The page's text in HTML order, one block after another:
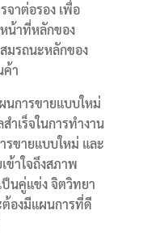
จาต่อรอง เพื่อ
น้าที่หลักของ
มรถนะหลักของ
า
นการขายแบบใหม่
ำเร็จในการทำงาน
รขายแบบใหม่ และ
ข้าใจถึงสภาพ
ป็นคู่แข่ง จิตวิทยา
องมีแผนการที่ดี